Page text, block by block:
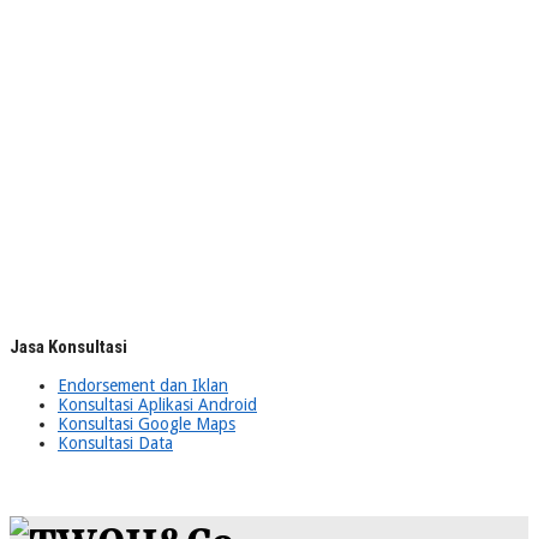
Jasa Konsultasi
Endorsement dan Iklan
Konsultasi Aplikasi Android
Konsultasi Google Maps
Konsultasi Data